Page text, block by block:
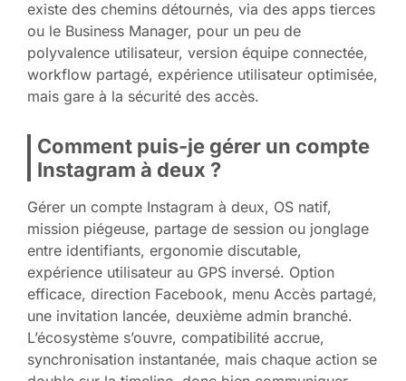
existe des chemins détournés, via des apps tierces
ou le Business Manager, pour un peu de
polyvalence utilisateur, version équipe connectée,
workflow partagé, expérience utilisateur optimisée,
mais gare à la sécurité des accès.
Comment puis-je gérer un compte
Instagram à deux ?
Gérer un compte Instagram à deux, OS natif,
mission piégeuse, partage de session ou jonglage
entre identifiants, ergonomie discutable,
expérience utilisateur au GPS inversé. Option
efficace, direction Facebook, menu Accès partagé,
une invitation lancée, deuxième admin branché.
L’écosystème s’ouvre, compatibilité accrue,
synchronisation instantanée, mais chaque action se